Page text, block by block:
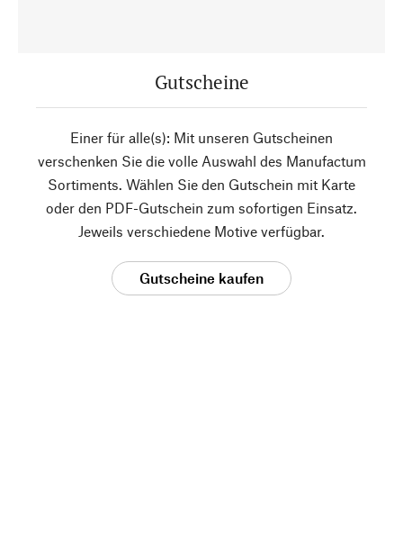
Gutscheine
Einer für alle(s): Mit unseren Gutscheinen
verschenken Sie die volle Auswahl des Manufactum
Sortiments. Wählen Sie den Gutschein mit Karte
oder den PDF-Gutschein zum sofortigen Einsatz.
Jeweils verschiedene Motive verfügbar.
Gutscheine kaufen